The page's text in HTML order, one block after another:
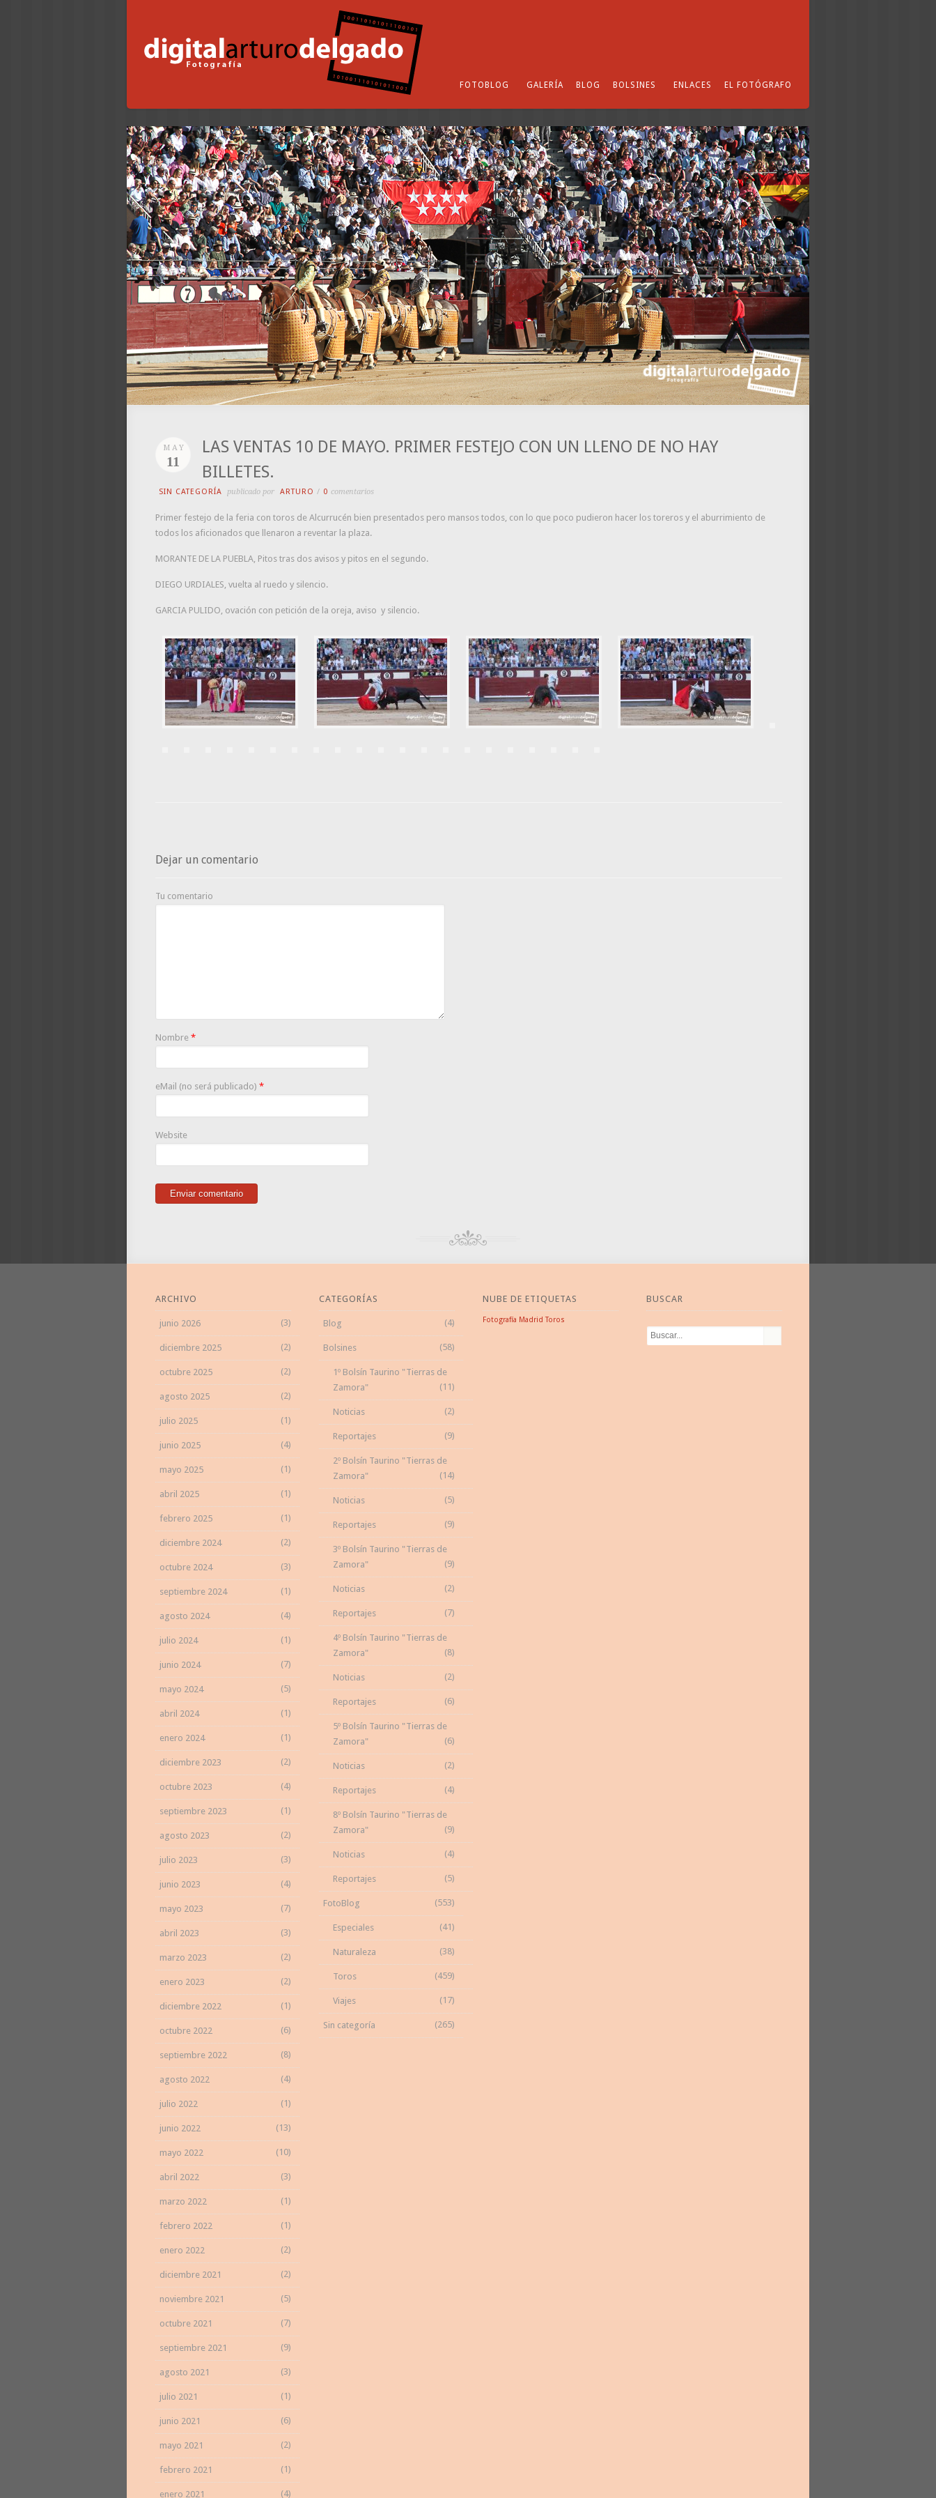
FOTOBLOG GALERÍA BLOG BOLSINES ENLACES EL FOTÓGRAFO
MAY
11
LAS VENTAS 10 DE MAYO. PRIMER FESTEJO CON UN LLENO DE NO HAY
BILLETES.
SIN CATEGORÍA publicado por ARTURO / 0 comentarios
Primer festejo de la feria con toros de Alcurrucén bien presentados pero mansos todos, con lo que poco pudieron hacer los toreros y el aburrimiento de
todos los aficionados que llenaron a reventar la plaza.
MORANTE DE LA PUEBLA, Pitos tras dos avisos y pitos en el segundo.
DIEGO URDIALES, vuelta al ruedo y silencio.
GARCIA PULIDO, ovación con petición de la oreja, aviso y silencio.
Dejar un comentario
Tu comentario
Nombre *
eMail (no será publicado) *
Website
ARCHIVO
junio 2026 (3)
diciembre 2025 (2)
octubre 2025 (2)
agosto 2025 (2)
julio 2025 (1)
junio 2025 (4)
mayo 2025 (1)
abril 2025 (1)
febrero 2025 (1)
diciembre 2024 (2)
octubre 2024 (3)
septiembre 2024 (1)
agosto 2024 (4)
julio 2024 (1)
junio 2024 (7)
mayo 2024 (5)
abril 2024 (1)
enero 2024 (1)
diciembre 2023 (2)
octubre 2023 (4)
septiembre 2023 (1)
agosto 2023 (2)
julio 2023 (3)
junio 2023 (4)
mayo 2023 (7)
abril 2023 (3)
marzo 2023 (2)
enero 2023 (2)
diciembre 2022 (1)
octubre 2022 (6)
septiembre 2022 (8)
agosto 2022 (4)
julio 2022 (1)
junio 2022 (13)
mayo 2022 (10)
abril 2022 (3)
marzo 2022 (1)
febrero 2022 (1)
enero 2022 (2)
diciembre 2021 (2)
noviembre 2021 (5)
octubre 2021 (7)
septiembre 2021 (9)
agosto 2021 (3)
julio 2021 (1)
junio 2021 (6)
mayo 2021 (2)
febrero 2021 (1)
enero 2021 (4)
CATEGORÍAS
Blog (4)
Bolsines (58)
1º Bolsín Taurino "Tierras de
Zamora"
(11)
Noticias (2)
Reportajes (9)
2º Bolsín Taurino "Tierras de
Zamora"
(14)
Noticias (5)
Reportajes (9)
3º Bolsín Taurino "Tierras de
Zamora"
(9)
Noticias (2)
Reportajes (7)
4º Bolsín Taurino "Tierras de
Zamora"
(8)
Noticias (2)
Reportajes (6)
5º Bolsín Taurino "Tierras de
Zamora"
(6)
Noticias (2)
Reportajes (4)
8º Bolsín Taurino "Tierras de
Zamora"
(9)
Noticias (4)
Reportajes (5)
FotoBlog (553)
Especiales (41)
Naturaleza (38)
Toros (459)
Viajes (17)
Sin categoría (265)
NUBE DE ETIQUETAS
Fotografía Madrid Toros
BUSCAR